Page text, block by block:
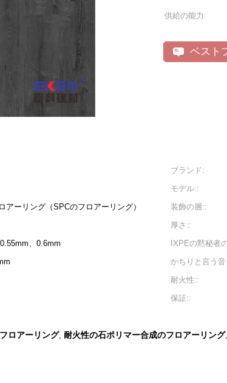
供給の能力:
ベスト
ブランド:
モデル::
アーリング（SPCのフロアーリング） 装飾の層::
厚さ::
、0.6mm IXPEの黙秘者
かちりと言う
耐火性::
保証::
ロアーリング, 耐火性の石ポリマー合成のフロアーリング,